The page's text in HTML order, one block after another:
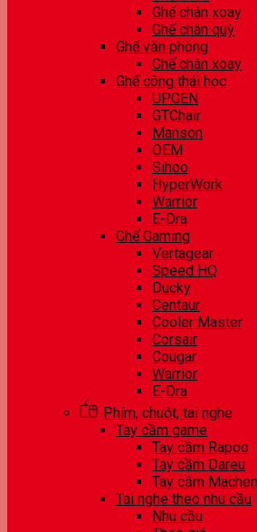
Ghế chân xoay
Ghế chân quỳ
Ghế văn phòng
Ghế chân xoay
Ghế công thái học
UPGEN
GTChair
Manson
OEM
Sihoo
HyperWork
Warrior
E-Dra
Ghế Gaming
Vertagear
Speed HQ
Ducky
Centaur
Cooler Master
Corsair
Cougar
Warrior
E-Dra
Phím, chuột, tai nghe
Tay cầm game
Tay cầm Rapoo
Tay cầm Dareu
Tay cầm
Tai nghe theo nhu cầu
Nhu cầu